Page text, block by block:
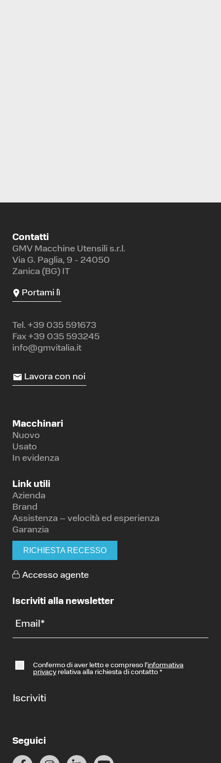
Contatti
GMV Macchine Utensili s.r.l.
Via G. Paglia, 9 - 24050
Zanica (BG) IT
Portami lì
Tel. +39 035 591673
Fax +39 035 593245
info@gmvitalia.it
Lavora con noi
Macchinari
Nuovo
Usato
In evidenza
Link utili
Azienda
Brand
Assistenza – velocità ed esperienza
Garanzia
RICHIESTA RECESSO
Accesso agente
Iscriviti alla newsletter
Email *
Confermo di aver letto e compreso l’informativa
privacyrelativa alla richiesta di contatto *
Iscriviti
Seguici